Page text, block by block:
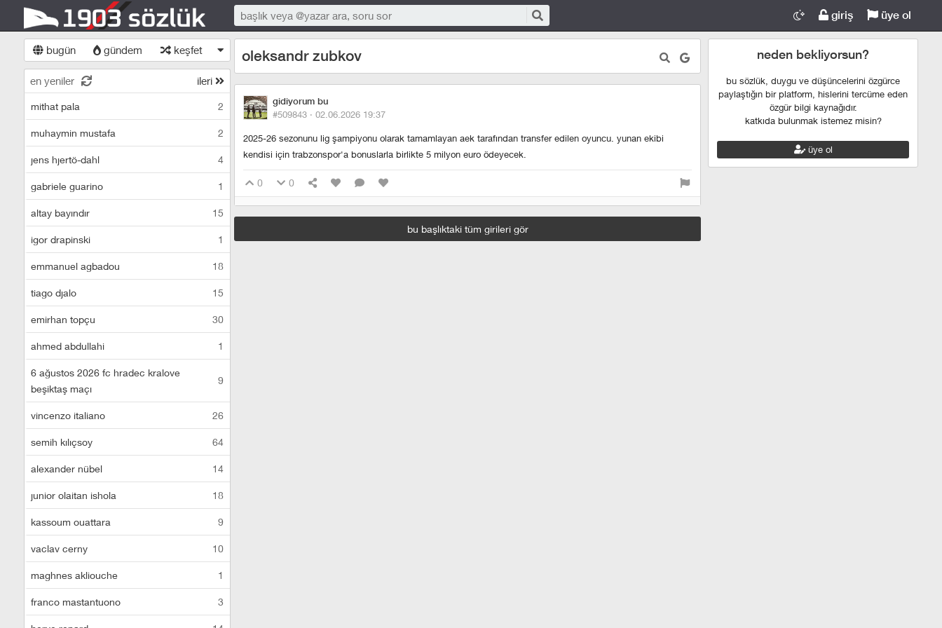
giriş üye ol
bugün gündem keşfet
en yeniler ileri
mithat pala 2
muhaymin mustafa 2
jens hjertö-dahl 4
gabriele guarino 1
altay bayındır 15
igor drapinski 1
emmanuel agbadou 18
tiago djalo 15
emirhan topçu 30
ahmed abdullahi 1
6 ağustos 2026 fc hradec kralove
beşiktaş maçı
9
vincenzo italiano 26
semih kılıçsoy 64
alexander nübel 14
junior olaitan ishola 18
kassoum ouattara 9
vaclav cerny 10
maghnes akliouche 1
franco mastantuono 3
oleksandr zubkov
gidiyorum bu
#509843 · 02.06.2026 19:37
2025-26 sezonunu lig şampiyonu olarak tamamlayan aek tarafından transfer edilen oyuncu. yunan ekibi
kendisi için trabzonspor'a bonuslarla birlikte 5 milyon euro ödeyecek.
0 0
bu başlıktaki tüm girileri gör
neden bekliyorsun?
bu sözlük, duygu ve düşüncelerini özgürce
paylaştığın bir platform, hislerini tercüme eden
özgür bilgi kaynağıdır.
katkıda bulunmak istemez misin?
üye ol